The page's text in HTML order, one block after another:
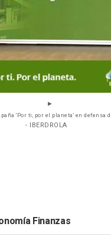
'Por ti, por el planeta' en defensa
- IBERDROLA
Finanzas